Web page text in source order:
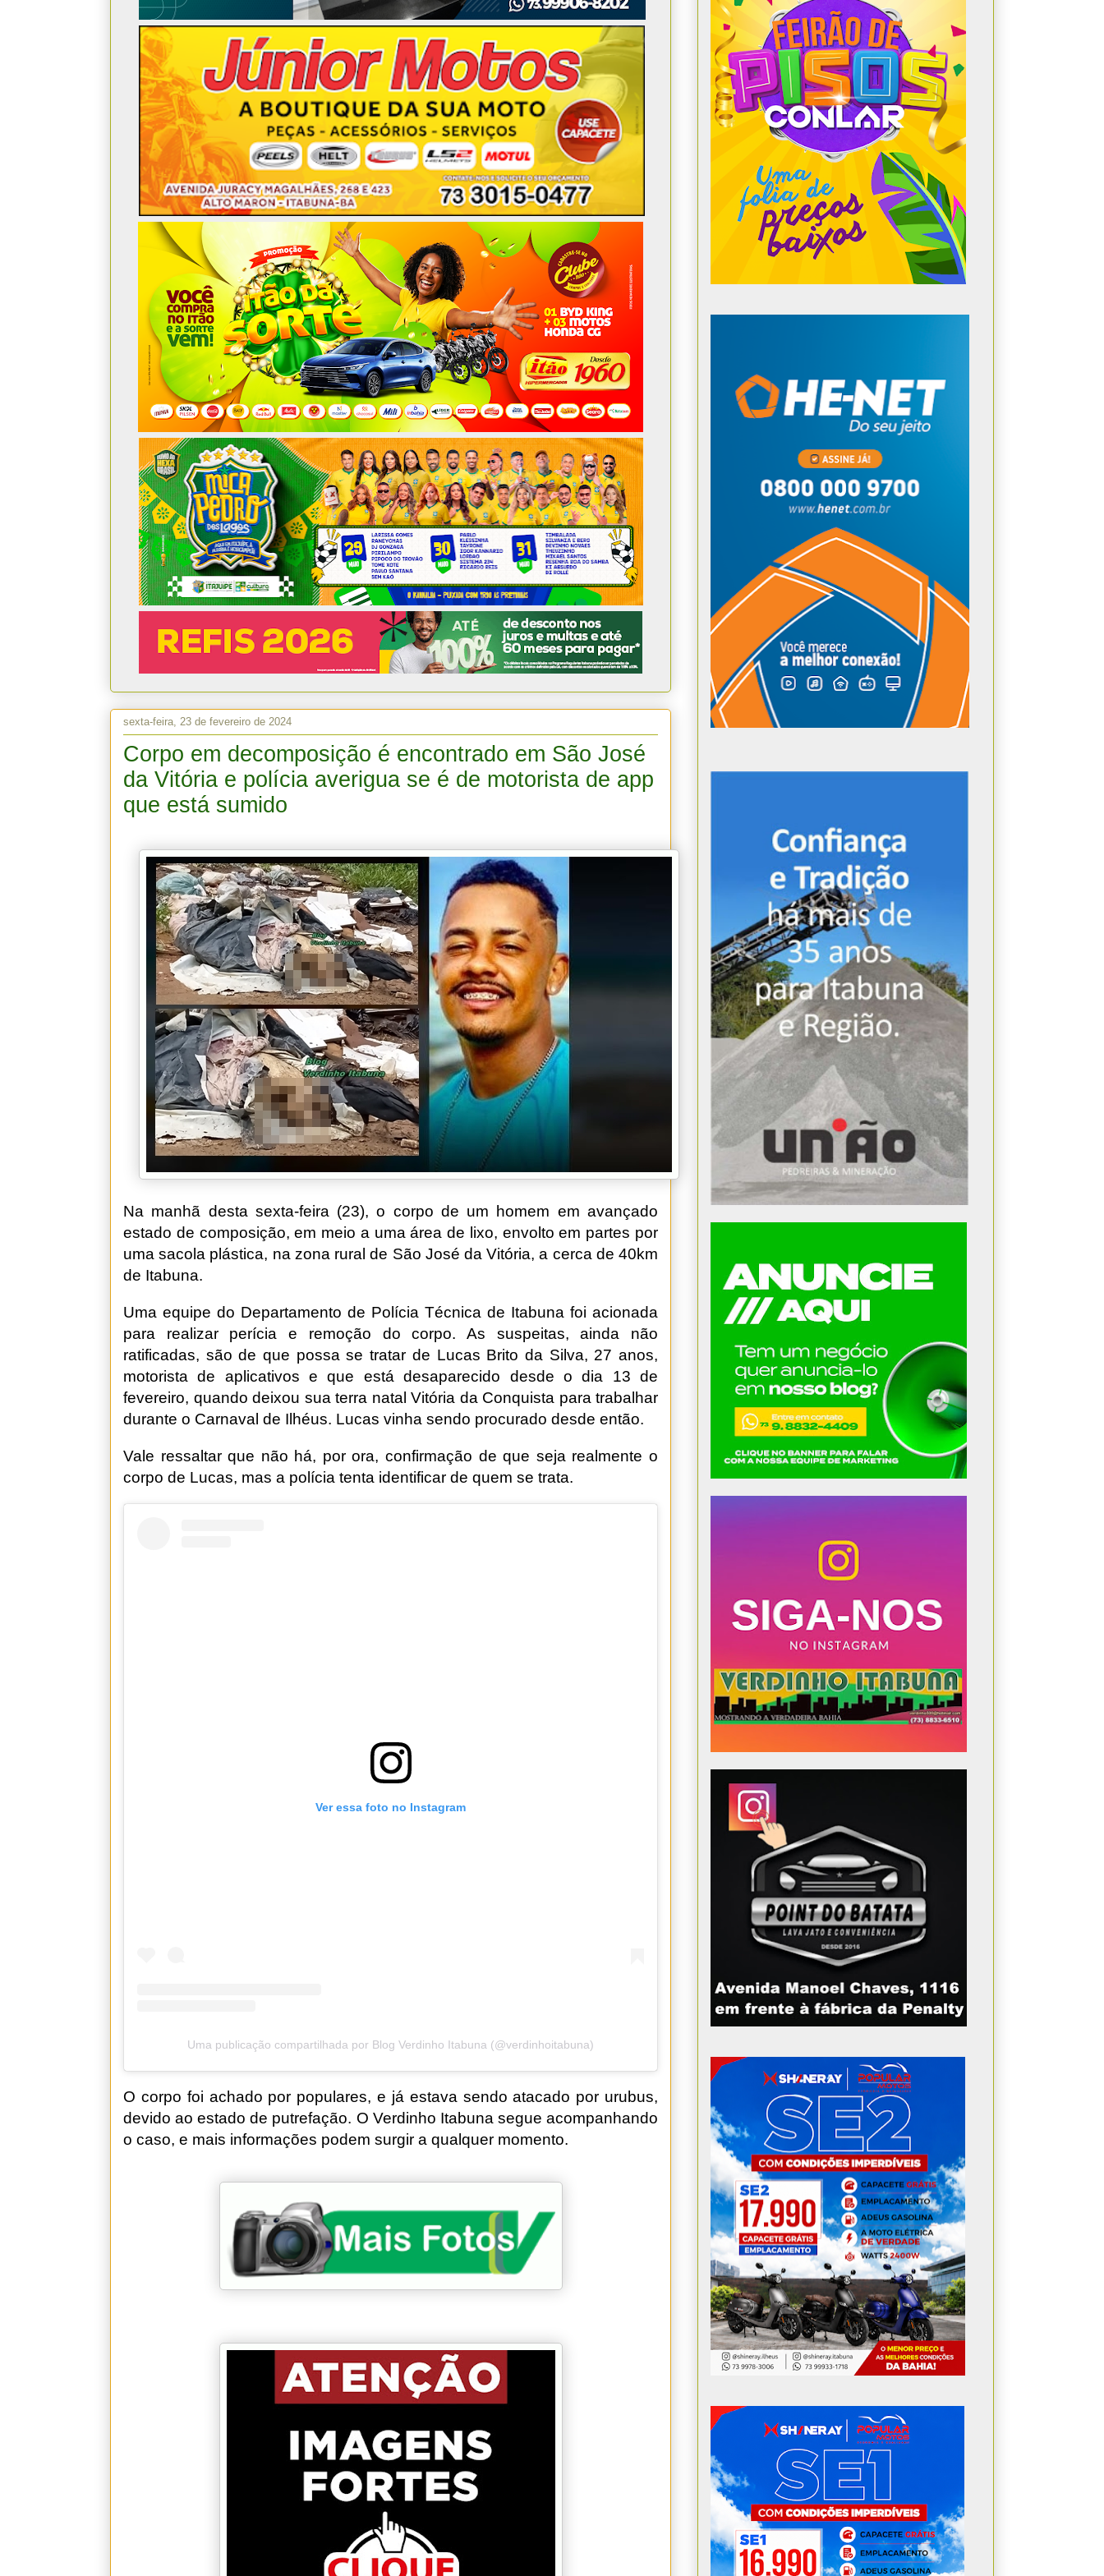
sexta-feira, 23 de fevereiro de 2024
Corpo em decomposição é encontrado em São José
da Vitória e polícia averigua se é de motorista de app
que está sumido
Na manhã desta sexta-feira (23), o corpo de um homem em avançado
estado de composição, em meio a uma área de lixo, envolto em partes por
uma sacola plástica, na zona rural de São José da Vitória, a cerca de 40km
de Itabuna.
Uma equipe do Departamento de Polícia Técnica de Itabuna foi acionada
para realizar perícia e remoção do corpo. As suspeitas, ainda não
ratificadas, são de que possa se tratar de Lucas Brito da Silva, 27 anos,
motorista de aplicativos e que está desaparecido desde o dia 13 de
fevereiro, quando deixou sua terra natal Vitória da Conquista para trabalhar
durante o Carnaval de Ilhéus. Lucas vinha sendo procurado desde então.
Vale ressaltar que não há, por ora, confirmação de que seja realmente o
corpo de Lucas, mas a polícia tenta identificar de quem se trata.
Ver essa foto no Instagram
Uma publicação compartilhada por Blog Verdinho Itabuna (@verdinhoitabuna)
O corpo foi achado por populares, e já estava sendo atacado por urubus,
devido ao estado de putrefação. O Verdinho Itabuna segue acompanhando
o caso, e mais informações podem surgir a qualquer momento.